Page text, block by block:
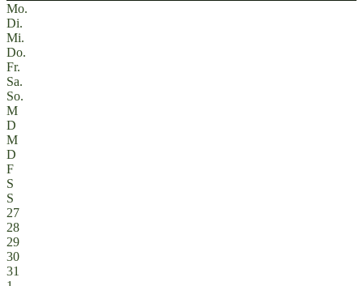
Mo.
Di.
Mi.
Do.
Fr.
Sa.
So.
M
D
M
D
F
S
S
27
28
29
30
31